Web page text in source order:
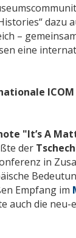
dazu
–
eine
"It’s A
der
in
Empfang im
auch die